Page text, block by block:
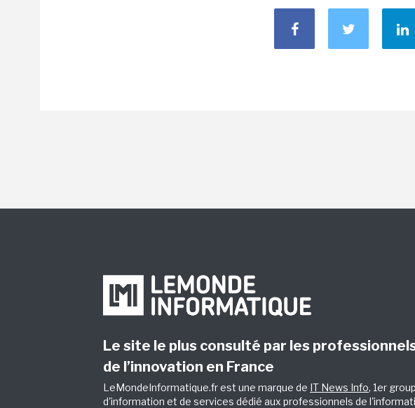
Le site le plus consulté par les
de l’innovation en France
LeMondeInformatique.fr est une marque de IT News Info, 1er
d'information et de services dédié aux professionnels de